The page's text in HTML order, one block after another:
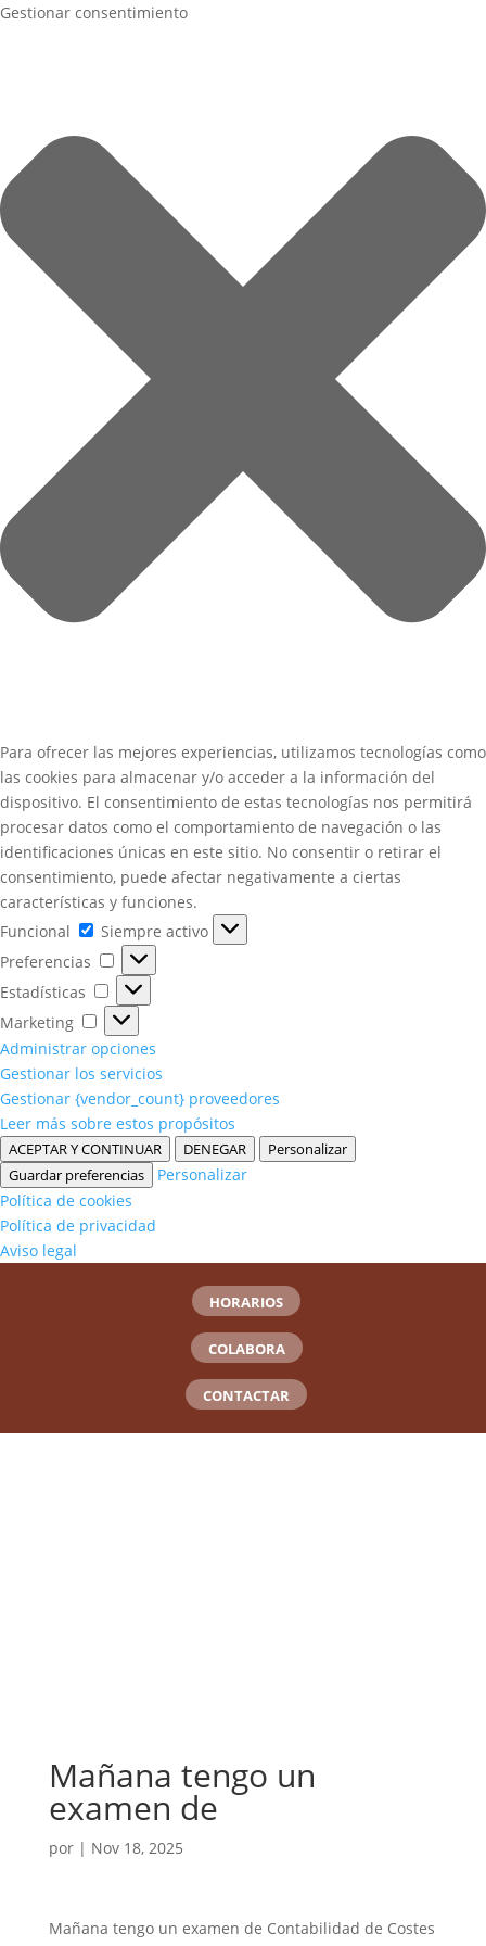
Gestionar consentimiento
Para ofrecer las mejores experiencias, utilizamos tecnologías como
las cookies para almacenar y/o acceder a la información del
dispositivo. El consentimiento de estas tecnologías nos permitirá
procesar datos como el comportamiento de navegación o las
identificaciones únicas en este sitio. No consentir o retirar el
consentimiento, puede afectar negativamente a ciertas
características y funciones.
Funcional
Funcional
Siempre activo
Preferencias
Preferencias
Estadísticas
Estadísticas
Marketing
Marketing
Administrar opciones
Gestionar los servicios
Gestionar {vendor_count} proveedores
Leer más sobre estos propósitos
ACEPTAR Y CONTINUAR DENEGAR
Personalizar
Guardar preferencias
Personalizar
Política de cookies
Política de privacidad
Aviso legal
HORARIOS
COLABORA
CONTACTAR
Mañana tengo un
examen de
por | Nov 18, 2025
Mañana tengo un examen de Contabilidad de Costes